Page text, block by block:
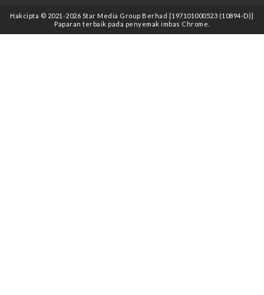
Hakcipta © 2021 -2026 Star Media Group Berhad [197101000523 (10894-D)]
Paparan terbaik pada penyemak imbas Chrome.